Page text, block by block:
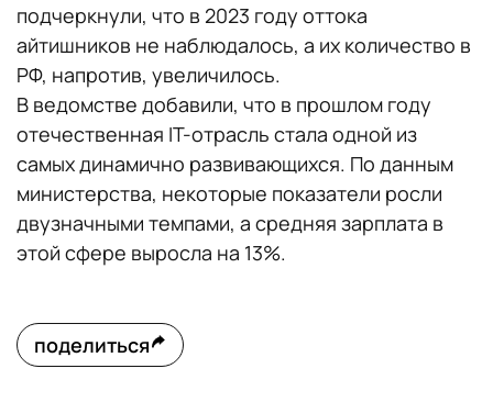
подчеркнули, что в 2023 году оттока
айтишников не наблюдалось, а их количество в
РФ, напротив, увеличилось.
В ведомстве добавили, что в прошлом году
отечественная IT-отрасль стала одной из
самых динамично развивающихся. По данным
министерства, некоторые показатели росли
двузначными темпами, а средняя зарплата в
этой сфере выросла на 13%.
поделиться